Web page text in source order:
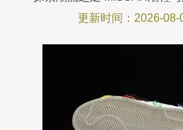
尚密码
更新时间：2026-08-